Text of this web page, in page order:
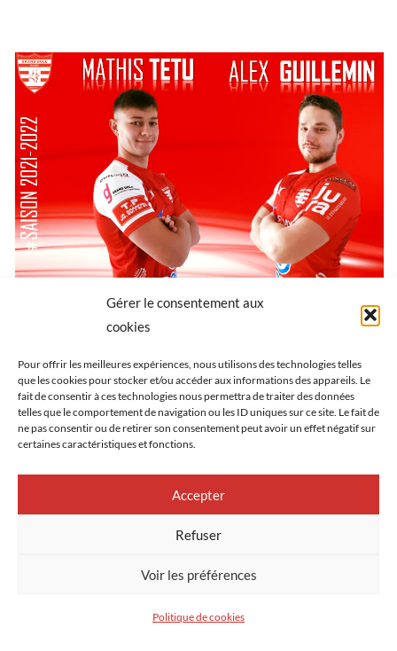
Gérer le consentement aux
cookies
Pour offrir les meilleures expériences, nous utilisons des technologies telles
que les cookies pour stocker et/ou accéder aux informations des appareils. Le
fait de consentir à ces technologies nous permettra de traiter des données
telles que le comportement de navigation ou les ID uniques sur ce site. Le fait de
ne pas consentir ou de retirer son consentement peut avoir un effet négatif sur
certaines caractéristiques et fonctions.
Accepter
Refuser
Voir les préférences
Politique de cookies